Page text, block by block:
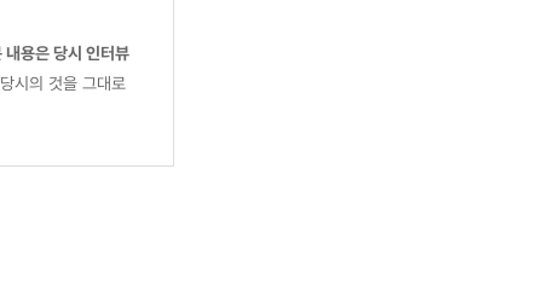
내용은 당시 인터뷰
시의 것을 그대로